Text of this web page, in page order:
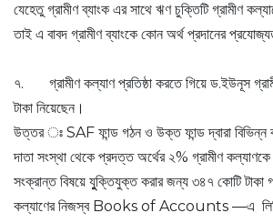
যেহেতু গ্রামীণ ব্যাংক এর সাথে ঋণ চুক্তিটি গ্রামীণ
তাই এ বাবদ গ্রামীণ ব্যাংকে কোন অর্থ প্রদানের
৭. গ্রামীণ কল্যাণ প্রতিষ্ঠা করতে গিয়ে ড.ইউনূস
টাকা নিয়েছেন।
উত্তর ঃ SAF ফান্ড গঠন ও উক্ত ফান্ড দ্বারা বিভিন্ন
দাতা সংস্থা থেকে প্রদত্ত অর্থের ২% গ্রামীণ কল্যাণকে
সংক্রান্ত বিষয়ে যুুক্তিযুক্ত করার জন্য ৩৪৭ কোটি টাকা
কল্যাণের নিজস্ব Books of Accounts —এ